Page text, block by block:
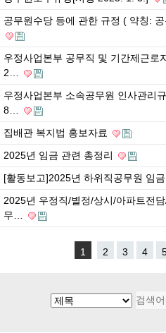
공무원수당 등에 관한 규정 ( 약칭:
우정사업본부 공무직 및 기간제근로
2…
우정사업본부 소속공무원 인사관리
8…
집배관 복지법 홍보자료
2025년 임금 관련 총정리
[활동보고]2025년 하위직공무원 임
2025년 우정직/별정/상시/아파트전
무…
1 2 3 4